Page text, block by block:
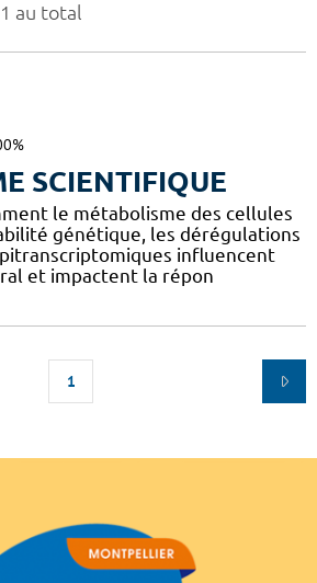
au total
SCIENTIFIQUE
le métabolisme des cellules
génétique, les dérégulations
influencent
et impactent la répon
1